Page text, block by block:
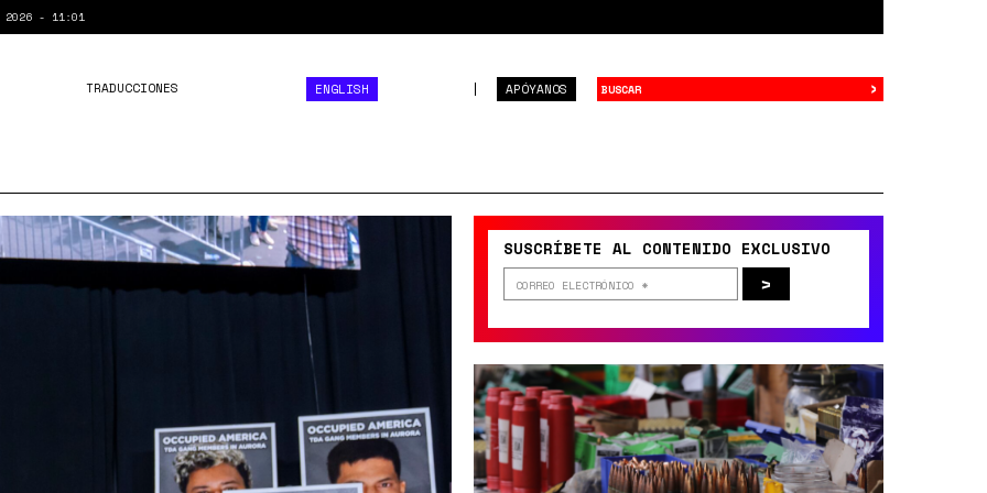
- 11:01
APÓYANOS
TRADUCCIONES ENGLISH ›
SUSCRÍBETE AL CONTENIDO EXCLUSIVO
>